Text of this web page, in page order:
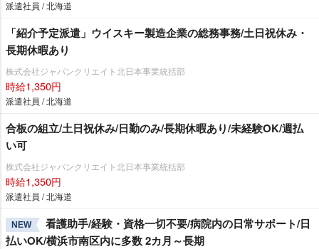
派遣社員 / 北海道
「紹介予定派遣」ウイスキー製造企業の総務事務/土日祝休み・
長期休暇あり
株式会社ジャパンクリエイト北日本事業統括部
時給1,350円
派遣社員 / 北海道
合板の組立/土日祝休み/日勤のみ/長期休暇あり/未経験OK/週払
い可
株式会社ジャパンクリエイト北日本事業統括部
時給1,350円
派遣社員 / 北海道
NEW
看護助手/経験・資格一切不要/病院内の日常サポート/日
払いOK/横浜市南区内に多数 2カ月～長期